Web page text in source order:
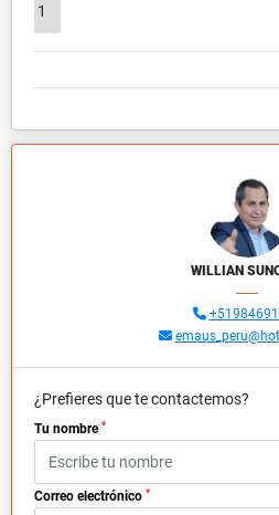
1
WILLIAN
¿Prefieres que te contactemos?
Tu nombre *
Correo electrónico *